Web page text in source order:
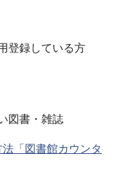
登録している方
図書・雑誌
法「図書館カウンタ